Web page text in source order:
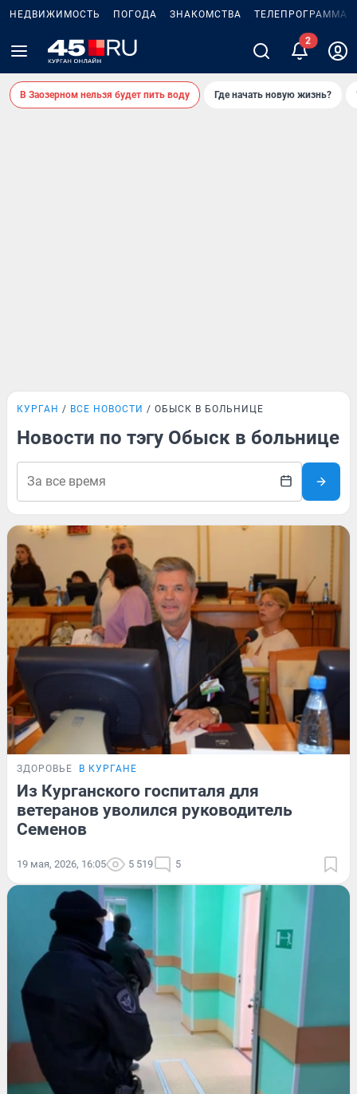
НЕДВИЖИМОСТЬ ПОГОДА ЗНАКОМСТВА ТЕЛЕПРОГРАММА
В Заозерном нельзя будет пить воду Где начать новую жизнь?
КУРГАН ВСЕ НОВОСТИ ОБЫСК В БОЛЬНИЦЕ
Новости по тэгу Обыск в больнице
ЗДОРОВЬЕ В КУРГАНЕ
Из Курганского госпиталя для
ветеранов уволился руководитель
Семенов
19 мая, 2026, 16:05 5 519 5